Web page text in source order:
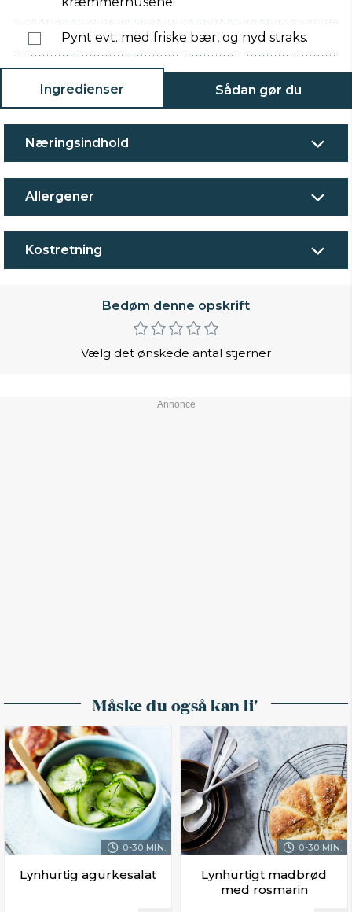
Pynt evt. med friske bær, og nyd straks.
Ingredienser Sådan gør du
Næringsindhold
Allergener
Kostretning
Bedøm denne opskrift
Vælg det ønskede antal stjerner
Måske du også kan li'
0-30 MIN.
Lynhurtig agurkesalat
0-30 MIN.
Lynhurtigt madbrød
med rosmarin